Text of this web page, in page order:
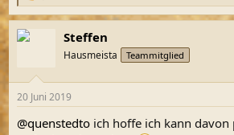
e
a
k
e
:
Steffen
Hausmeista Teammitglied
20 Juni 2019
@quenstedto ich hoffe ich kann